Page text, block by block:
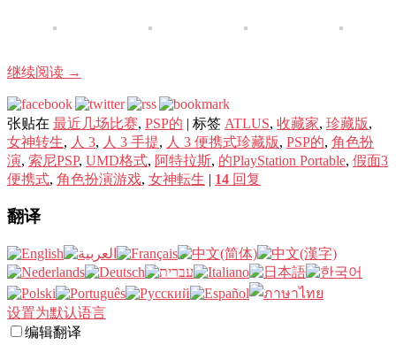
继续阅读 →
张贴在 最近几场比赛, PSP的 | 标签 ATLUS, 收藏家, 珍藏版,
女神转生, 人 3, 人 3 手提, 人 3 便携式珍藏版, PSP的, 角色扮
演, 索尼PSP, UMD格式, 阿特拉斯, 的PlayStation Portable, 假面3
便携式, 角色扮演游戏, 女神転生 | 14 回复
翻译
设置为默认语言
编辑翻译